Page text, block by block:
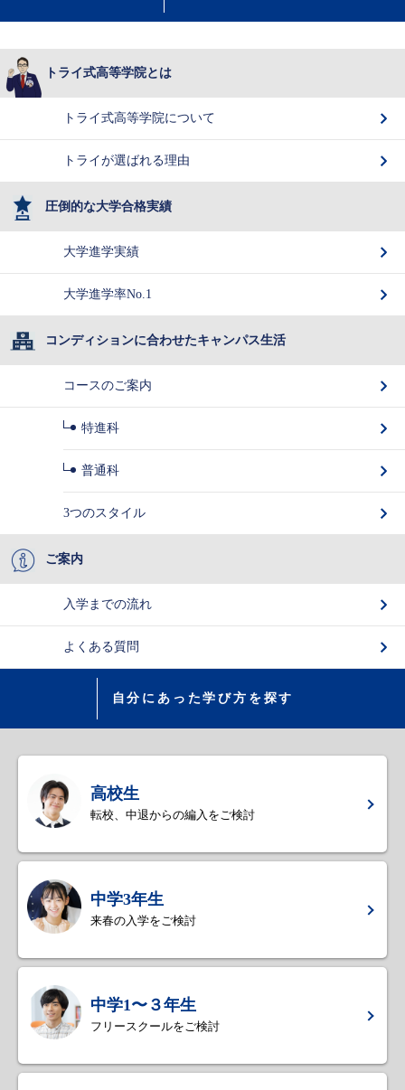
トライ式高等学院とは
トライ式高等学院について
トライが選ばれる理由
圧倒的な大学合格実績
大学進学実績
大学進学率No.1
コンディションに合わせたキャンパス生活
コースのご案内
特進科
普通科
3つのスタイル
ご案内
入学までの流れ
よくある質問
自分にあった学び方を探す
高校生
転校、中退からの編入をご検討
中学3年生
来春の入学をご検討
中学1〜３年生
フリースクールをご検討